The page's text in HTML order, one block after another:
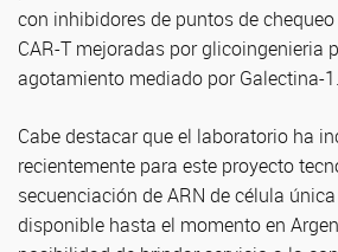
con inhibidores de puntos de
CAR-T mejoradas por glicoingenieria
agotamiento mediado por Galectina-1.
Cabe destacar que el laboratorio ha
recientemente para este proyecto
secuenciación de ARN de célula
disponible hasta el momento en